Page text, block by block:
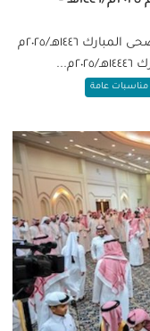
لمشاهدة بقية الصورحفل المعايدة لعيد الأضحى المبارك ١٤٤٦هـ/٢٠٢٥م
مناسبات عامة